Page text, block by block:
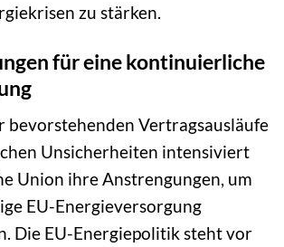
zu stärken.
für eine kontinuierliche
bevorstehenden Vertragsausläufe
Unsicherheiten intensiviert
Union ihre Anstrengungen, um
EU-Energieversorgung
Die EU-Energiepolitik steht vor